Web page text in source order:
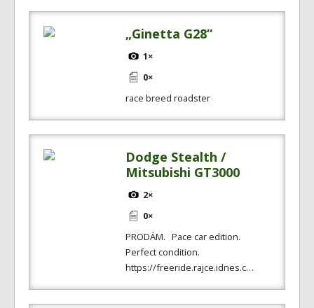
„Ginetta G28“
1×
0×
race breed roadster
Dodge Stealth /
Mitsubishi GT3000
2×
0×
PRODÁM. Pace car edition.
Perfect condition.
https://freeride.rajce.idnes.c…